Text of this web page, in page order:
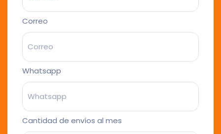
Correo
Whatsapp
Cantidad de envíos al mes